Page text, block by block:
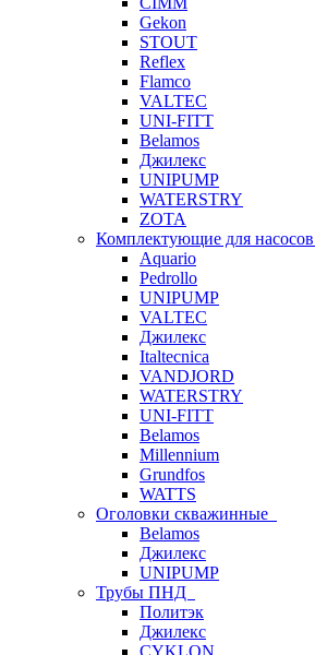
Gekon
STOUT
Reflex
Flamco
VALTEC
UNI-FITT
Belamos
Джилекс
UNIPUMP
WATERSTRY
ZOTA
Комплектующие для насосов
Aquario
Pedrollo
UNIPUMP
VALTEC
Джилекс
Italtecnica
VANDJORD
WATERSTRY
UNI-FITT
Belamos
Millennium
Grundfos
WATTS
Оголовки скважинные
Belamos
Джилекс
UNIPUMP
Трубы ПНД
Политэк
Джилекс
CYKLON